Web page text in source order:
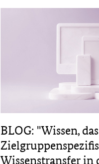
BLOG: "Wissen,
Wissenstransfer in